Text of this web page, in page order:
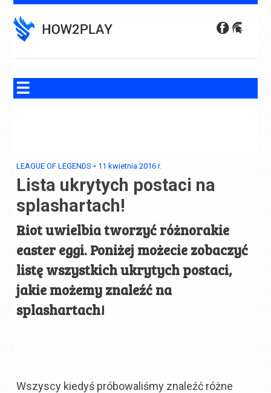
to
content
LEAGUE OF LEGENDS • 11 kwietnia 2016 r.
Lista ukrytych postaci na
splashartach!
Riot uwielbia tworzyć różnorakie
easter eggi. Poniżej możecie zobaczyć
listę wszystkich ukrytych postaci,
jakie możemy znaleźć na
splashartach!
Wszyscy kiedyś próbowaliśmy znaleźć różne